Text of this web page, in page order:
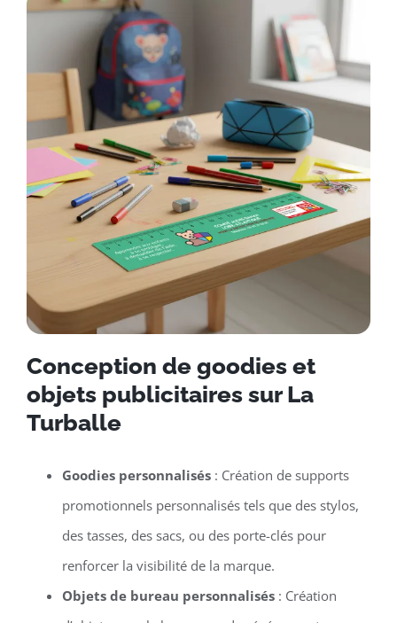
Conception de goodies et
objets publicitaires sur La
Turballe
Goodies personnalisés: Création de supports
promotionnels personnalisés tels que des stylos,
des tasses, des sacs, ou des porte-clés pour
renforcer la visibilité de la marque.
Objets de bureau personnalisés: Création